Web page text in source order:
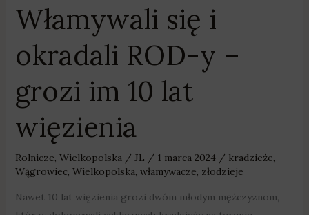
Włamywali się i
okradali ROD-y –
grozi im 10 lat
więzienia
Rolnicze, Wielkopolska/ JL / 1 marca 2024 / kradzieże,
Wągrowiec, Wielkopolska, włamywacze, złodzieje
Nawet 10 lat więzienia grozi dwóm młodym mężczyznom,